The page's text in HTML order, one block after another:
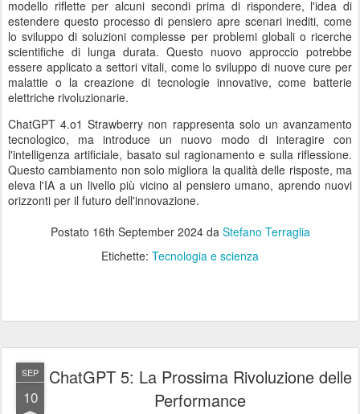
modello riflette per alcuni secondi prima di rispondere, l'idea di
estendere questo processo di pensiero apre scenari inediti, come
lo sviluppo di soluzioni complesse per problemi globali o ricerche
scientifiche di lunga durata. Questo nuovo approccio potrebbe
essere applicato a settori vitali, come lo sviluppo di nuove cure per
malattie o la creazione di tecnologie innovative, come batterie
elettriche rivoluzionarie.
ChatGPT 4.o1 Strawberry non rappresenta solo un avanzamento
tecnologico, ma introduce un nuovo modo di interagire con
l'intelligenza artificiale, basato sul ragionamento e sulla riflessione.
Questo cambiamento non solo migliora la qualità delle risposte, ma
eleva l'IA a un livello più vicino al pensiero umano, aprendo nuovi
orizzonti per il futuro dell'innovazione.
Postato 16th September 2024da Stefano Terraglia
Etichette: Tecnologia e scienza
SEP
10
ChatGPT 5: La Prossima Rivoluzione delle
Performance